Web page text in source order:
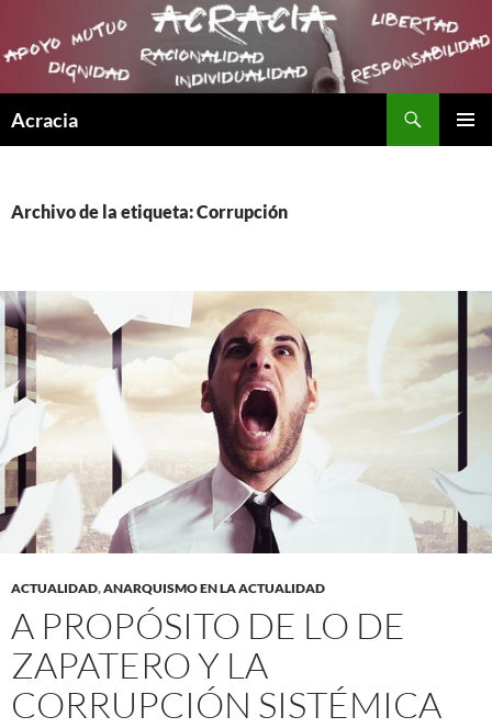
Acracia
Archivo de la etiqueta: Corrupción
ACTUALIDAD,ANARQUISMO EN LA ACTUALIDAD
A PROPÓSITO DE LO DE
ZAPATERO Y LA
CORRUPCIÓN SISTÉMICA